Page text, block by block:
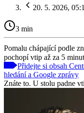
20. 5. 2026,
3 min
Pomalu chápající podle
pochopí vtip až za 5 minut
Přidejte si obsah
hledání a Google zprávy
Znáte to. U stolu padne